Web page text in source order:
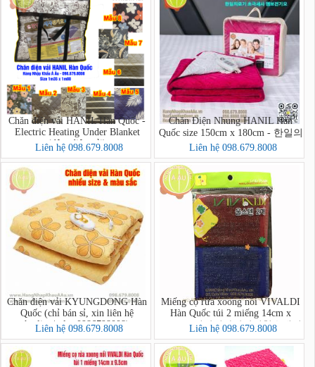
Chăn điện vải HANIL Hàn Quốc -
Electric Heating Under Blanket
(đệm điện vải)
Liên hệ 098.679.8008
Chăn Điện Nhung HANIL Hàn
Quốc size 150cm x 180cm - 한일의
료기 초극세사 엠보전기요 (Đệm
Điện Nhung)
Liên hệ 098.679.8008
Chăn điện vải KYUNGDONG Hàn
Quốc (chỉ bán sỉ, xin liên hệ
hotline/zalo: 0986798008)
Liên hệ 098.679.8008
Miếng cọ rửa xoong nồi VIVALDI
Hàn Quốc túi 2 miếng 14cm x
9.5cm - 비발디사각강력철수세미
2p
Liên hệ 098.679.8008